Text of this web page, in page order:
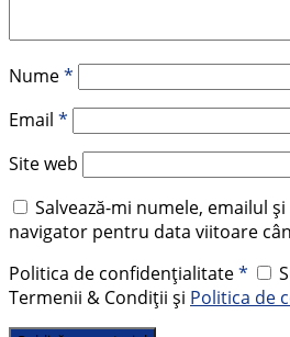
Nume*
Email *
Site web
Salvează-mi numele, emailul
navigator pentru data viitoare
Politica de confidențialitate*
Termenii & Condiții și Politica de